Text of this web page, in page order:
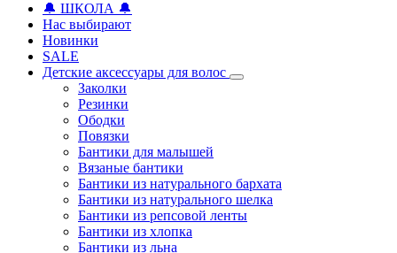
🔔 ШКОЛА 🔔
Нас выбирают
Новинки
SALE
Детские аксессуары для волоc
Заколки
Резинки
Ободки
Повязки
Бантики для малышей
Вязаные бантики
Бантики из натурального бархата
Бантики из натурального шелка
Бантики из репсовой ленты
Бантики из хлопка
Бантики из льна